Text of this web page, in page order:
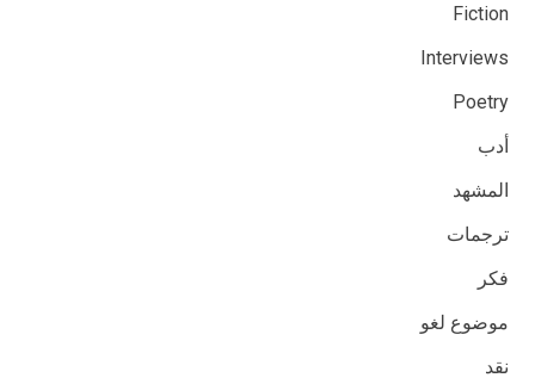
Fiction
Interviews
Poetry
أدب
المشهد
ترجمات
فكر
موضوع لغو
نقد